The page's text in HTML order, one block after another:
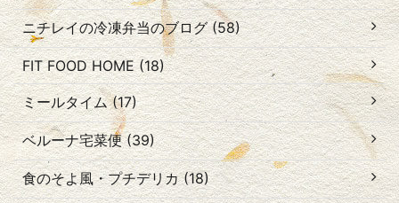
ニチレイの冷凍弁当のブログ (58)
FIT FOOD HOME (18)
ミールタイム (17)
ベルーナ宅菜便 (39)
食のそよ風・プチデリカ (18)